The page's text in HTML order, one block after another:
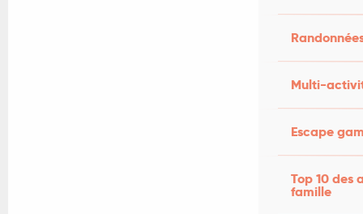
Multi-
Escape
Top 10 des
famille